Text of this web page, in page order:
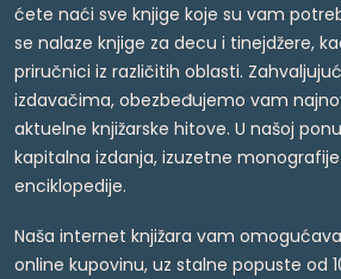
ćete naći sve knjige koje su vam
se nalaze knjige za decu i tinejdžere,
priručnici iz različitih oblasti.
izdavačima, obezbeđujemo vam
aktuelne knjižarske hitove. U našoj
kapitalna izdanja, izuzetne
enciklopedije.
Naša internet knjižara vam
online kupovinu, uz stalne popuste od